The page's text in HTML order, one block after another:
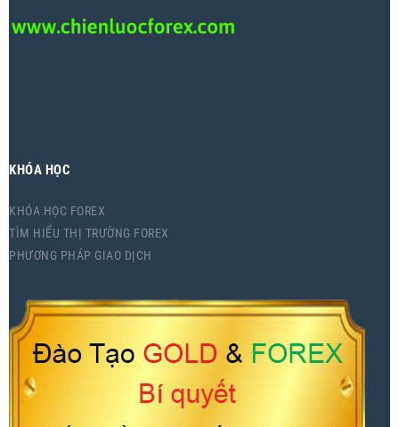
KHÓA HỌC
KHÓA HỌC FOREX
TÌM HIỂU THỊ TRƯỜNG FOREX
PHƯƠNG PHÁP GIAO DỊCH